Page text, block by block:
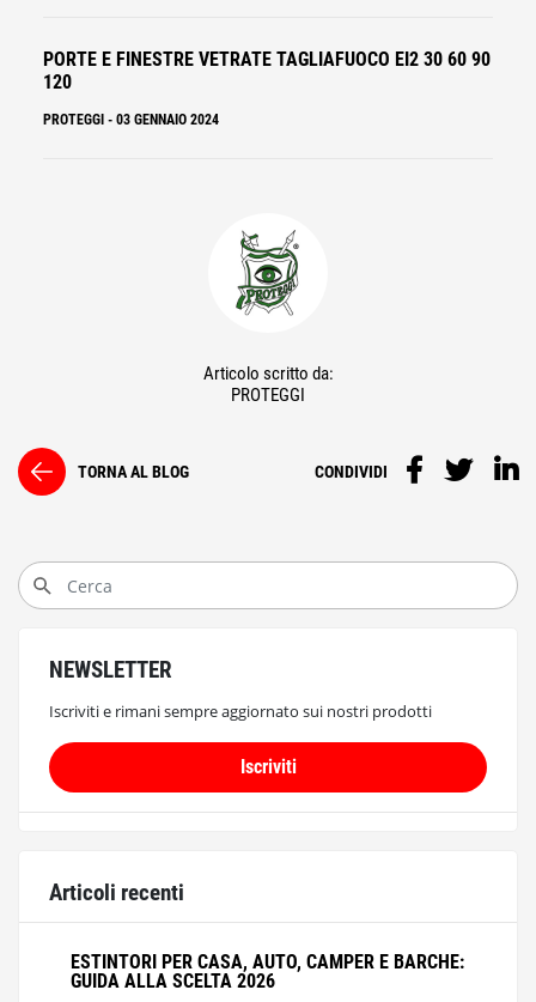
PORTE E FINESTRE VETRATE TAGLIAFUOCO EI2 30 60 90
120
PROTEGGI - 03 GENNAIO 2024
TORNA AL BLOG
Articolo scritto da:
PROTEGGI
CONDIVIDI
NEWSLETTER
Iscriviti e rimani sempre aggiornato sui nostri prodotti
Iscriviti
Articoli recenti
ESTINTORI PER CASA, AUTO, CAMPER E BARCHE:
GUIDA ALLA SCELTA 2026